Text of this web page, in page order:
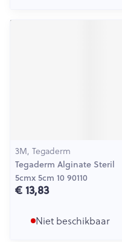
3M, Tegaderm
Tegaderm Alginate Steril
5cmx 5cm 10 90110
€ 13,83
Niet beschikbaar